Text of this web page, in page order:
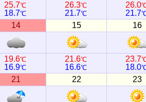
25.7℃
18.7℃
26.3℃
21.7℃
26.0
21.7
14 15 16
19.6℃
16.9℃
21.6℃
16.6℃
23.7
18.0
21 22 23